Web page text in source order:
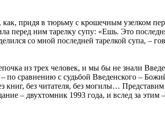
придя в тюрьму с крошечным узелком
перед ним тарелку супу: «Ешь. Это
со мной последней тарелкой супа, –
из трех человек, и мы бы не знали
по сравнению с судьбой Введенского –
без читателя, без могилы…
– двухтомник 1993 года, и вслед за этим